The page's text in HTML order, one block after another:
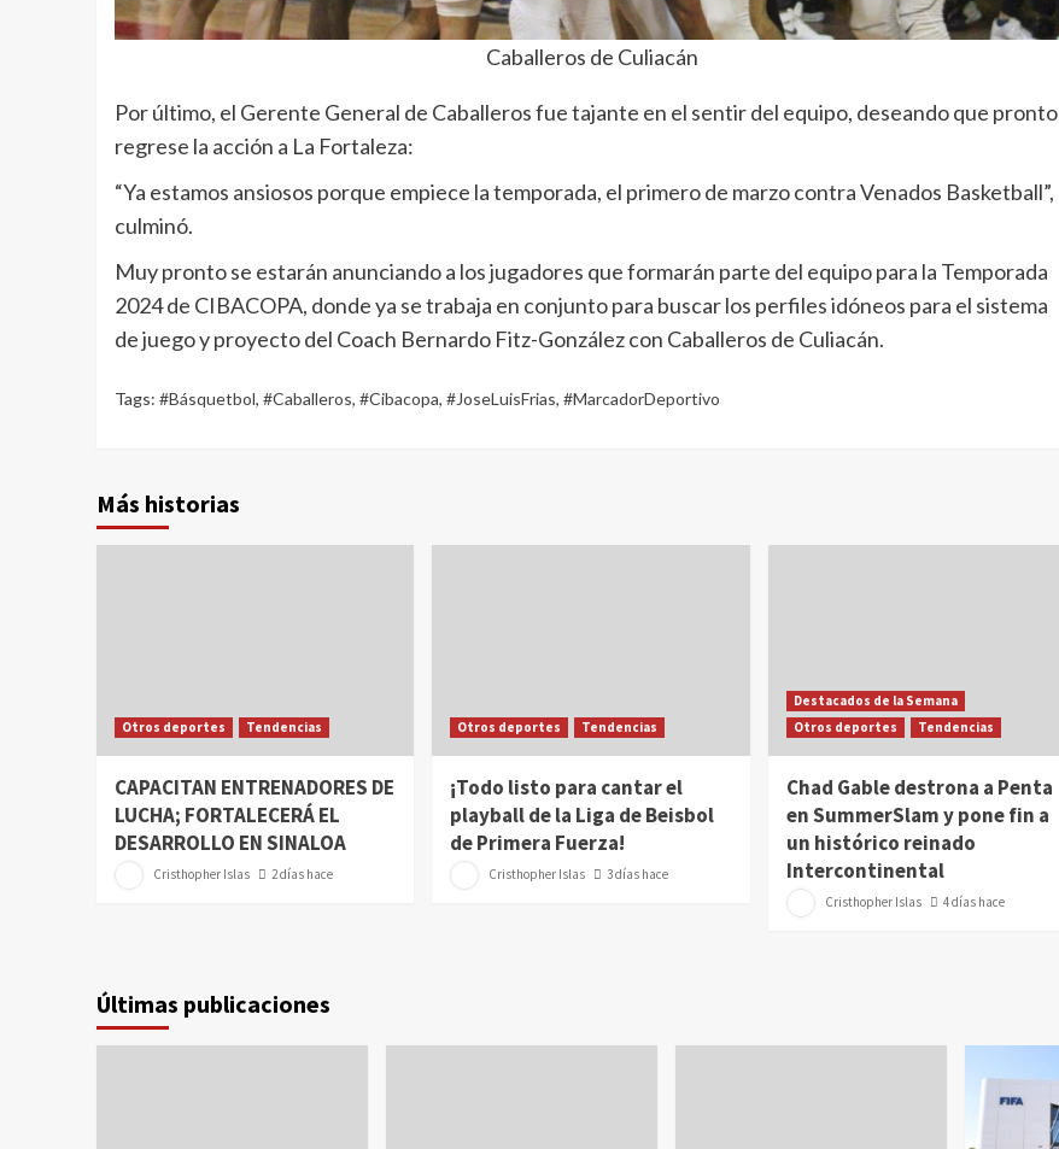
Caballeros de Culiacán
Por último, el Gerente General de Caballeros fue tajante en el sentir del equipo, deseando que pronto
regrese la acción a La Fortaleza:
“Ya estamos ansiosos porque empiece la temporada, el primero de marzo contra Venados Basketball”,
culminó.
Muy pronto se estarán anunciando a los jugadores que formarán parte del equipo para la Temporada
2024 de CIBACOPA, donde ya se trabaja en conjunto para buscar los perfiles idóneos para el sistema
de juego y proyecto del Coach Bernardo Fitz-González con Caballeros de Culiacán.
Tags: #Básquetbol, #Caballeros, #Cibacopa, #JoseLuisFrias, #MarcadorDeportivo
Más historias
Otros deportes Tendencias
CAPACITAN ENTRENADORES DE
LUCHA; FORTALECERÁ EL
DESARROLLO EN SINALOA
Cristhopher Islas 2 días hace
Otros deportes Tendencias
¡Todo listo para cantar el
playball de la Liga de Beisbol
de Primera Fuerza!
Cristhopher Islas 3 días hace
Destacados de la Semana
Otros deportes
Tendencias
Chad Gable destrona a Penta
en SummerSlam y pone fin a
un histórico reinado
Intercontinental
Cristhopher Islas 4 días hace
Últimas publicaciones